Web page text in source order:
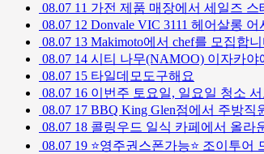
08.07 11 가전 제품 매장에서 세일즈
08.07 12 Donvale VIC 3111 헤어살롱
08.07 13 Makimoto에서 chef를 모집합
08.07 14 시티 나무(NAMOO) 이자카
08.07 15 타일데모도구해요
08.07 16 이번주 토요일, 일요일 청소
08.07 17 BBQ King Glen점에서 주방직
08.07 18 콜링우드 일식 카페에서 올라
08.07 19 ⭐영주권스폰가능⭐ 조이투